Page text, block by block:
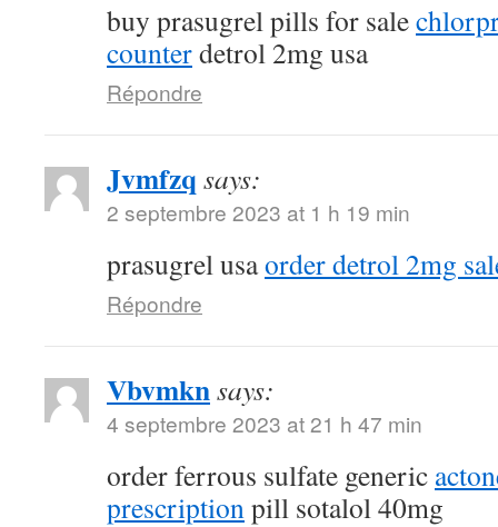
buy prasugrel pills for sale
counterdetrol 2mg usa
Répondre
Jvmfzq says:
2 septembre 2023 at 1 h 19 min
prasugrel usaorder detrol 2mg
Répondre
Vbvmknsays:
4 septembre 2023 at 21 h 47 min
order ferrous sulfate generic
prescriptionpill sotalol 40mg